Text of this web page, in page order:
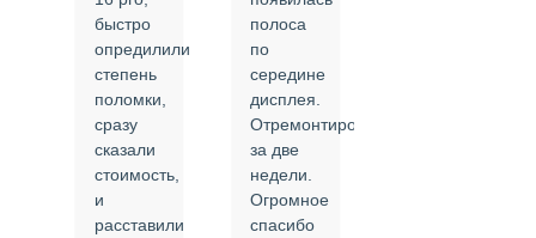
быстро
опредилили
степень
поломки,
сразу
сказали
стоимость,
и
расставили
полоса
по
середине
дисплея.
Отремонтировали
за две
недели.
Огромное
спасибо